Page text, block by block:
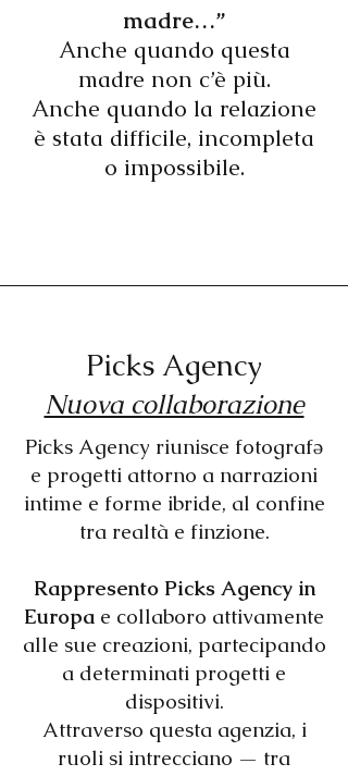
madre…”
Anche quando questa
madre non c’è più.
Anche quando la relazione
è stata difficile, incompleta
o impossibile.
Picks Agency
Nuova collaborazione
Picks Agency riunisce fotografə
e progetti attorno a narrazioni
intime e forme ibride, al confine
tra realtà e finzione.
Rappresento Picks Agency in
Europa e collaboro attivamente
alle sue creazioni, partecipando
a determinati progetti e
dispositivi.
Attraverso questa agenzia, i
ruoli si intrecciano — tra